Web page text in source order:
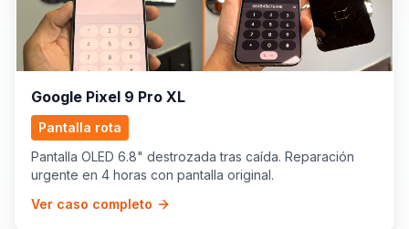
Google Pixel 9 Pro XL
Pantalla rota
Pantalla OLED 6.8" destrozada tras caída. Reparación
urgente en 4 horas con pantalla original.
Ver caso completo